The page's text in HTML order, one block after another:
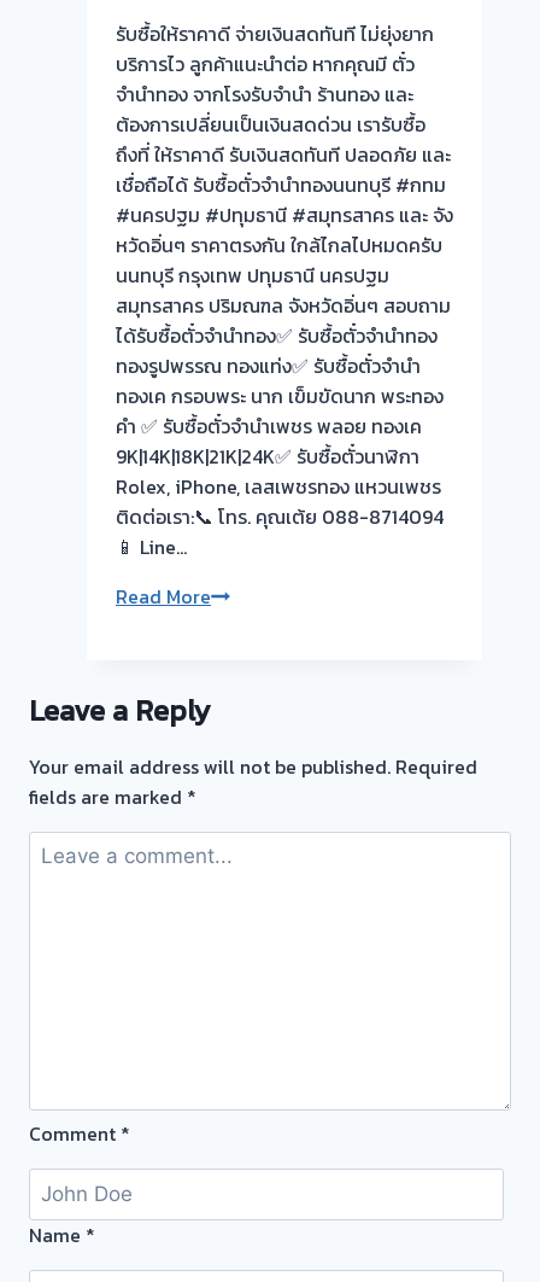
รับซื้อให้ราคาดี จ่ายเงินสดทันที ไม่ยุ่งยาก
บริการไว ลูกค้าแนะนำต่อ หากคุณมี ตั๋ว
จำนำทอง จากโรงรับจำนำ ร้านทอง และ
ต้องการเปลี่ยนเป็นเงินสดด่วน เรารับซื้อ
ถึงที่ ให้ราคาดี รับเงินสดทันที ปลอดภัย และ
เชื่อถือได้ รับซื้อตั๋วจำนำทองนนทบุรี #กทม
#นครปฐม #ปทุมธานี #สมุทรสาคร และ จัง
หวัดอิ่นๆ ราคาตรงกัน ใกล้ไกลไปหมดครับ
นนทบุรี กรุงเทพ ปทุมธานี นครปฐม
สมุทรสาคร ปริมณฑล จังหวัดอิ่นๆ สอบถาม
ได้รับซื้อตั๋วจำนำทอง✅ รับซื้อตั๋วจำนำทอง
ทองรูปพรรณ ทองแท่ง✅ รับซื้อตั๋วจำนำ
ทองเค กรอบพระ นาก เข็มขัดนาก พระทอง
คำ ✅ รับซื้อตั๋วจำนำเพชร พลอย ทองเค
9K|14K|18K|21K|24K✅ รับซื้อตั๋วนาฬิกา
Rolex, iPhone, เลสเพชรทอง แหวนเพชร
ติดต่อเรา:📞 โทร. คุณเต้ย 088-8714094
📱 Line…
Read Moreรับ
ทอง
บริการ
ประเมิน
หน้า
ร้าน
จ่าย
ทันที
Leave a Reply
Your email address will not be published. Required
fields are marked *
Comment *
Name *